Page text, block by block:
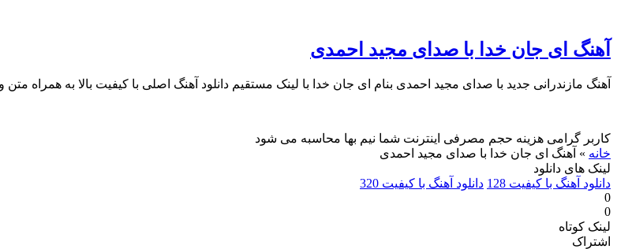
آهنگ ای جان خدا با صدای مجید احمدی
آهنگ مازندرانی جدید با صدای مجید احمدی بنام ای جان خدا با لینک مستقیم دانلود آهنگ اصلی با کیفیت بالا به همراه متن
کاربر گرامی هزینه حجم مصرفی اینترنت شما نیم بها محاسبه می شود
خانه » آهنگ ای جان خدا با صدای مجید احمدی
لینک های دانلود
دانلود آهنگ با کیفیت 128
دانلود آهنگ با کیفیت 320
0
0
لینک کوتاه
اشتراک